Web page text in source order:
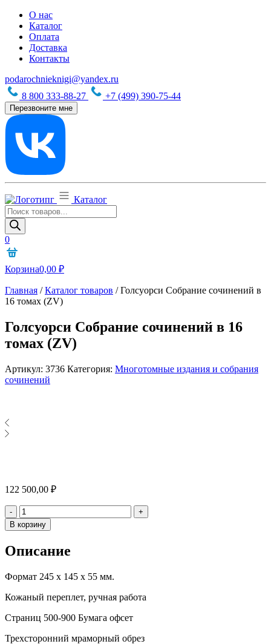
О нас
Каталог
Оплата
Доставка
Контакты
podarochnieknigi@yandex.ru
8 800 333-88-27
+7 (499) 390-75-44
Перезвоните мне
Каталог
Поиск
товаров
0
Корзина0,00 ₽
Главная /Каталог товаров /Голсуорси Собрание сочинений в
16 томах (ZV)
Голсуорси Собрание сочинений в 16
томах (ZV)
Артикул: 3736 Категория: Многотомные издания и собрания
сочинений
122 500,00 ₽
- Количество
+
В корзину
Описание
Формат 245 х 145 х 55 мм.
Кожаный переплет, ручная работа
Страниц 500-900 Бумага офсет
Трехсторонний мраморный обрез